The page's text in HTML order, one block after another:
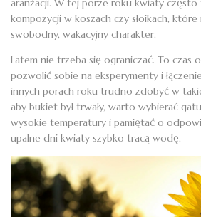
aranżacji. W tej porze roku kwiaty
kompozycji w koszach czy słoikach,
swobodny, wakacyjny charakter.
Latem nie trzeba się ograniczać. To czas
pozwolić sobie na eksperymenty i
innych porach roku trudno zdobyć w
aby bukiet był trwały, warto wybierać
wysokie temperatury i pamiętać o
upalne dni kwiaty szybko tracą wodę.